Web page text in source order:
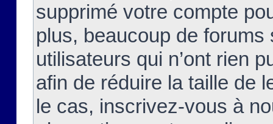
supprimé votre compte
plus, beaucoup de
utilisateurs qui n’ont rien
afin de réduire la taille de
le cas, inscrivez-vous à